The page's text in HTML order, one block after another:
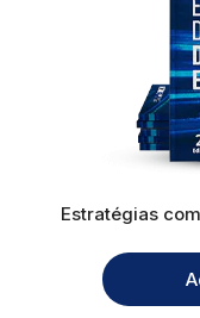
Estratégias